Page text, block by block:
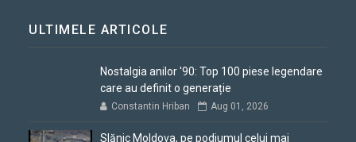
ULTIMELE ARTICOLE
Nostalgia anilor '90: Top 100 piese legendare
care au definit o generație
Constantin Hriban Aug 01, 2026
Slănic Moldova, pe podiumul celui mai